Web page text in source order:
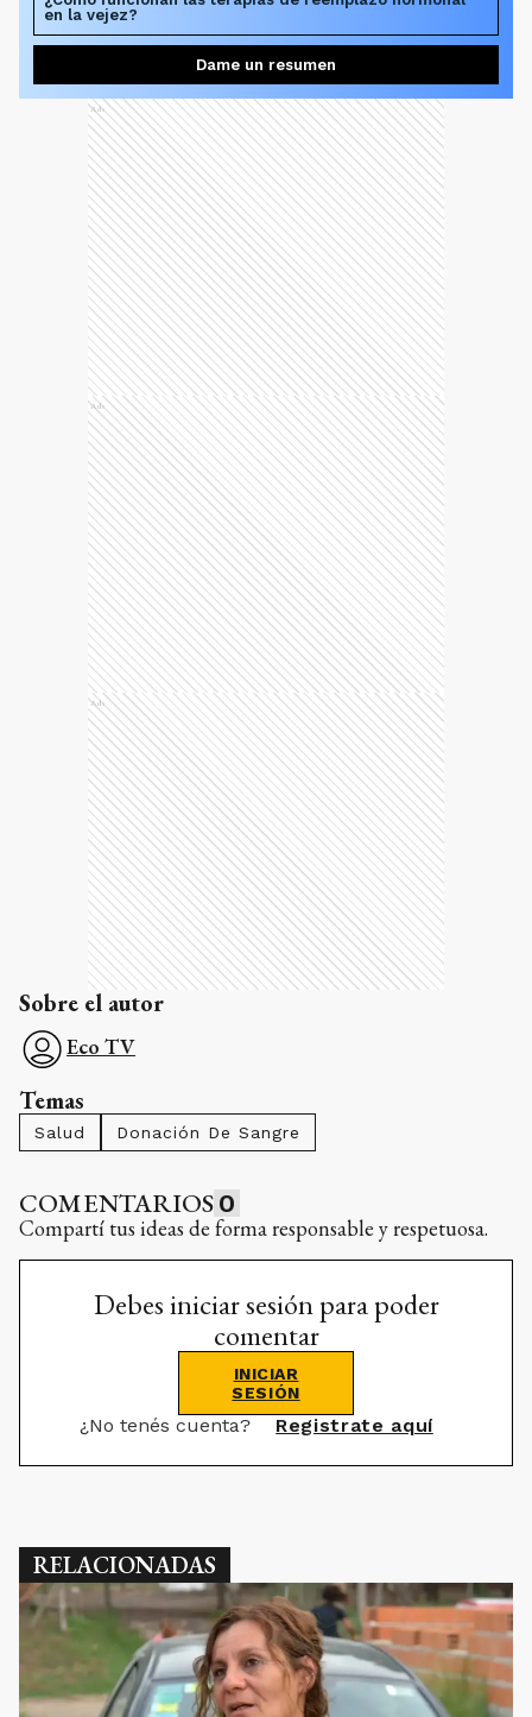
en la vejez?
Dame un resumen
Ads
Ads
Ads
Sobre el autor
Eco TV
Temas
Salud Donación De Sangre
COMENTARIOS 0
Compartí tus ideas de forma responsable y respetuosa.
Debes iniciar sesión para poder
comentar
INICIAR
SESIÓN
¿No tenés cuenta? Registrate aquí
RELACIONADAS